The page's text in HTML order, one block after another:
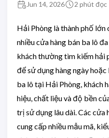
Jun 14, 2026 2 phút đọc
Hải Phòng là thành phố
nhiều cửa hàng bán ba lô
khách thường tìm kiếm hải
để sử dụng hàng ngày
ba lô tại Hải Phòng, khách
hiệu, chất liệu và độ bền
trị sử dụng lâu dài. Các cửa
cung cấp nhiều mẫu mã,